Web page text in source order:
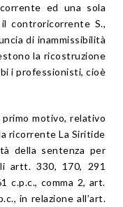
ed una sola
controricorrente S.,
di inammissibilità
la ricostruzione
i professionisti, cioè
motivo, relativo
ricorrente La Siritide
della sentenza per
artt. 330, 170, 291
c.p.c., comma 2, art.
in relazione all’art.